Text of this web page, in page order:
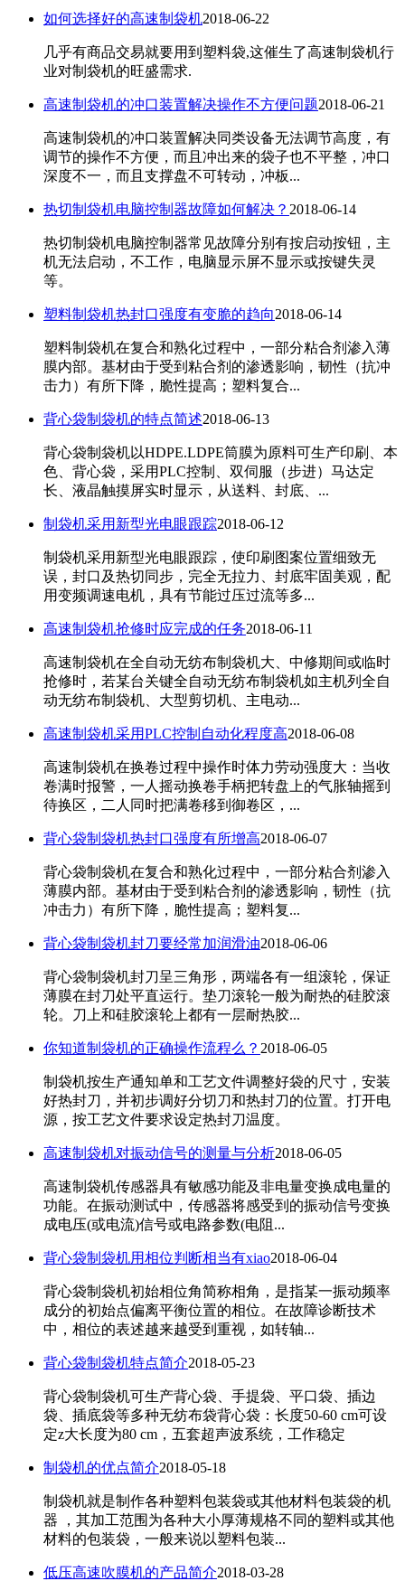
如何选择好的高速制袋机2018-06-22
几乎有商品交易就要用到塑料袋,这催生了高速制袋机行
业对制袋机的旺盛需求.
高速制袋机的冲口装置解决操作不方便问题2018-06-21
高速制袋机的冲口装置解决同类设备无法调节高度，有
调节的操作不方便，而且冲出来的袋子也不平整，冲口
深度不一，而且支撑盘不可转动，冲板...
热切制袋机电脑控制器故障如何解决？ 2018-06-14
热切制袋机电脑控制器常见故障分别有按启动按钮，主
机无法启动，不工作，电脑显示屏不显示或按键失灵
等。
塑料制袋机热封口强度有变脆的趋向2018-06-14
塑料制袋机在复合和熟化过程中，一部分粘合剂渗入薄
膜内部。基材由于受到粘合剂的渗透影响，韧性（抗冲
击力）有所下降，脆性提高；塑料复合...
背心袋制袋机的特点简述2018-06-13
背心袋制袋机以HDPE.LDPE筒膜为原料可生产印刷、本
色、背心袋，采用PLC控制、双伺服（步进）马达定
长、液晶触摸屏实时显示，从送料、封底、...
制袋机采用新型光电眼跟踪2018-06-12
制袋机采用新型光电眼跟踪，使印刷图案位置细致无
误，封口及热切同步，完全无拉力、封底牢固美观，配
用变频调速电机，具有节能过压过流等多...
高速制袋机抢修时应完成的任务2018-06-11
高速制袋机在全自动无纺布制袋机大、中修期间或临时
抢修时，若某台关键全自动无纺布制袋机如主机列全自
动无纺布制袋机、大型剪切机、主电动...
高速制袋机采用PLC控制自动化程度高2018-06-08
高速制袋机在换卷过程中操作时体力劳动强度大：当收
卷满时报警，一人摇动换卷手柄把转盘上的气胀轴摇到
待换区，二人同时把满卷移到御卷区，...
背心袋制袋机热封口强度有所增高2018-06-07
背心袋制袋机在复合和熟化过程中，一部分粘合剂渗入
薄膜内部。基材由于受到粘合剂的渗透影响，韧性（抗
冲击力）有所下降，脆性提高；塑料复...
背心袋制袋机封刀要经常加润滑油2018-06-06
背心袋制袋机封刀呈三角形，两端各有一组滚轮，保证
薄膜在封刀处平直运行。垫刀滚轮一般为耐热的硅胶滚
轮。刀上和硅胶滚轮上都有一层耐热胶...
你知道制袋机的正确操作流程么？ 2018-06-05
制袋机按生产通知单和工艺文件调整好袋的尺寸，安装
好热封刀，并初步调好分切刀和热封刀的位置。打开电
源，按工艺文件要求设定热封刀温度。
高速制袋机对振动信号的测量与分析2018-06-05
高速制袋机传感器具有敏感功能及非电量变换成电量的
功能。在振动测试中，传感器将感受到的振动信号变换
成电压(或电流)信号或电路参数(电阻...
背心袋制袋机用相位判断相当有xiao2018-06-04
背心袋制袋机初始相位角简称相角，是指某一振动频率
成分的初始点偏离平衡位置的相位。在故障诊断技术
中，相位的表述越来越受到重视，如转轴...
背心袋制袋机特点简介2018-05-23
背心袋制袋机可生产背心袋、手提袋、平口袋、插边
袋、插底袋等多种无纺布袋背心袋：长度50-60 cm可设
定z大长度为80 cm，五套超声波系统，工作稳定
制袋机的优点简介2018-05-18
制袋机就是制作各种塑料包装袋或其他材料包装袋的机
器 ，其加工范围为各种大小厚薄规格不同的塑料或其他
材料的包装袋，一般来说以塑料包装...
低压高速吹膜机的产品简介2018-03-28